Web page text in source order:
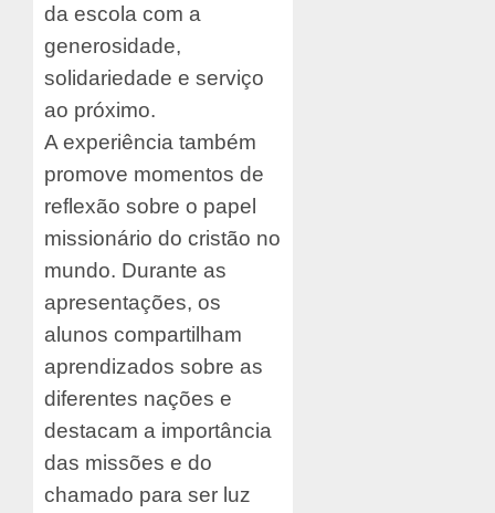
da escola com a
generosidade,
solidariedade e serviço
ao próximo.
A experiência também
promove momentos de
reflexão sobre o papel
missionário do cristão no
mundo. Durante as
apresentações, os
alunos compartilham
aprendizados sobre as
diferentes nações e
destacam a importância
das missões e do
chamado para ser luz